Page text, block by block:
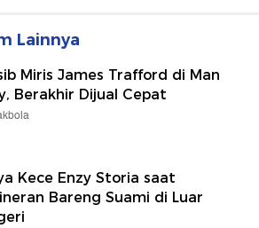
Lainnya
Miris James Trafford di Man
Berakhir Dijual Cepat
Kece Enzy Storia saat
Bareng Suami di Luar